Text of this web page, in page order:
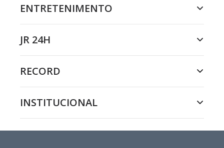
ENTRETENIMENTO
JR 24H
RECORD
INSTITUCIONAL